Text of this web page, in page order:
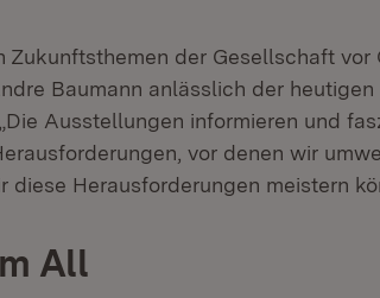
Zukunftsthemen der Gesellschaft vor
Baumann anlässlich der heutigen
Ausstellungen informieren und
vor denen wir
diese Herausforderungen meistern
All